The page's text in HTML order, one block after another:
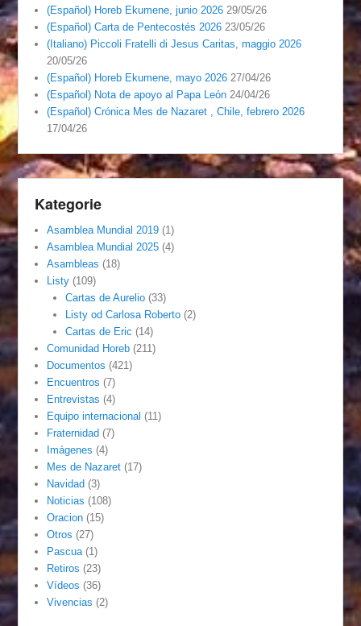
(Español) Horeb Ekumene, junio 2026 29/05/26
(Español) Carta de Pentecostés 2026 23/05/26
(Italiano) Piccoli Fratelli di Jesus Caritas, maggio 2026
20/05/26
(Español) Horeb Ekumene, mayo 2026 27/04/26
(Español) Nota de apoyo al Papa León 24/04/26
(Español) Crónica Mes de Nazaret , Chile, febrero 2026
17/04/26
Kategorie
Asamblea Mundial 2019 (1)
Asamblea Mundial 2025 (4)
Asambleas (18)
Listy (109)
Cartas de Aurelio(33)
Listy od Carlosa Roberto(2)
Cartas de Eric (14)
Comunidad Horeb (211)
Documentos (421)
Encuentros (7)
Entrevistas (4)
Equipo internacional (11)
Fraternidad (7)
Imágenes (4)
Mes de Nazaret (17)
Navidad (3)
Noticias (108)
Oracion (15)
Otros (27)
Pascua (1)
Retiros (23)
Vídeos (36)
Vivencias (2)